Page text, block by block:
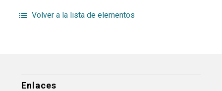
Volver a la lista de elementos
Enlaces